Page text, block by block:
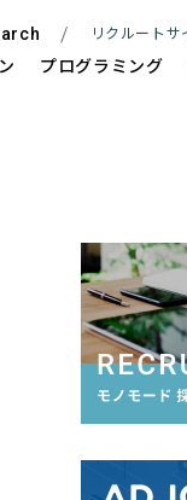
プログラミング
リクルートサ
ECサイト制作